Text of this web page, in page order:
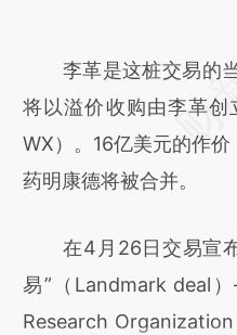
李革是这桩交易的当
将以溢价收购由李革创
WX）。16亿美元的作
药明康德将被合并。
在4月26日交易宣布
易”（Landmark deal
Research Organization